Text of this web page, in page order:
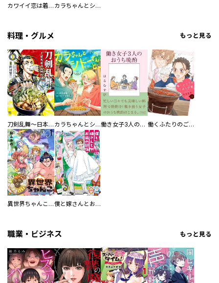
カワイイ恋は着飾らない カラちゃんとシトーさんと、 【分冊版】
料理・グルメ もっと見る
刀剣乱舞～日本号つれづれ酒～ カラちゃんとシトーさんと、 【分冊版】 働き女子3人のおうち晩酌 働くふたりのごほうび飯
異世界ちゃんこ～横綱目前に召喚されたんだが～ 【連載版】 僕と嫁さんとお酒の関係
職業・ビジネス もっと見る